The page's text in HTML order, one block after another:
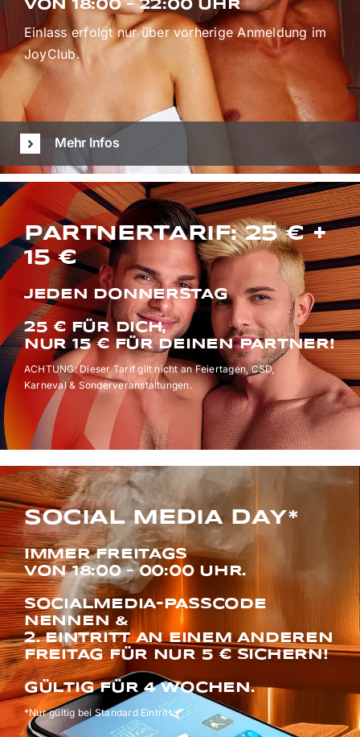
VON 18:00 – 22:00 UHR
Einlass erfolgt nur über vorherige Anmeldung im
JoyClub.
Mehr Infos
PARTNERTARIF: 25 € +
15 €
JEDEN DONNERSTAG
25 € FÜR DICH,
NUR 15 € FÜR DEINEN PARTNER!
ACHTUNG: Dieser Tarif gilt nicht an Feiertagen, CSD,
Karneval & Sonderveranstaltungen.
SOCIAL MEDIA DAY*
IMMER FREITAGS
VON 18:00 – 00:00 UHR.
SOCIALMEDIA-PASSCODE
NENNEN &
2. EINTRITT AN EINEM ANDEREN
FREITAG FÜR NUR 5 € SICHERN!
GÜLTIG FÜR 4 WOCHEN.
*Nur gültig bei Standard Eintritt.